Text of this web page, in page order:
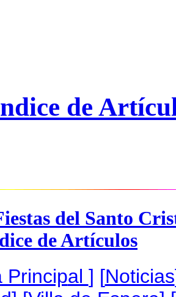
de
del Santo
de Artículos
Principal ] [Noticias